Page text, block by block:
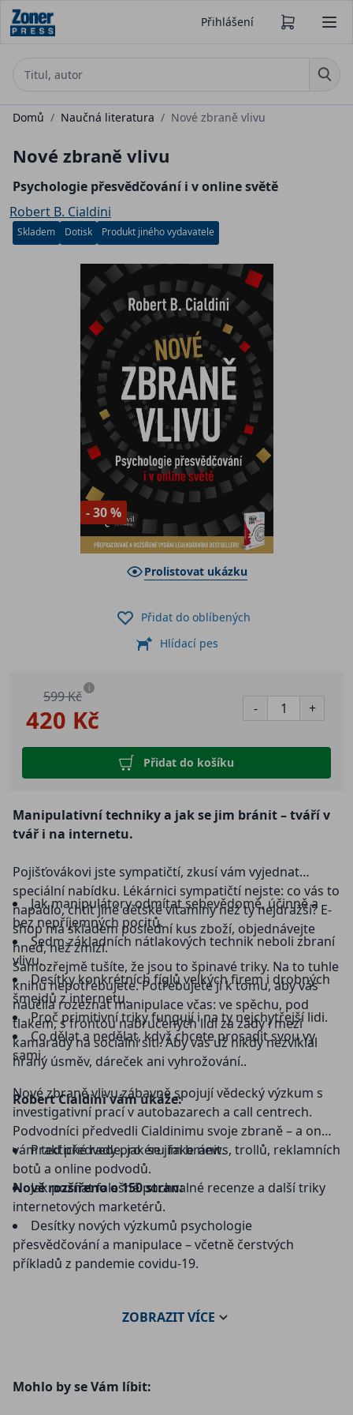
Přihlášení
Domů / Naučná literatura / Nové zbraně vlivu
Nové zbraně vlivu
Psychologie přesvědčování i v online světě
Robert B. Cialdini
Skladem Dotisk Produkt jiného vydavatele
- 30 %
Prolistovat ukázku
420 Kč
599 Kč i
- +
Přidat do košíku
Přidat do oblíbených
Hlídací pes
Manipulativní techniky a jak se jim bránit – tváří v
tvář i na internetu.
Pojišťovákovi jste sympatičtí, zkusí vám vyjednat
speciální nabídku. Lékárnici sympatičtí nejste: co vás to
napadlo, chtít jiné dětské vitamíny než ty nejdražší? E-
shop má skladem poslední kus zboží, objednávejte
hned, než zmizí.
Samozřejmě tušíte, že jsou to špinavé triky. Na to tuhle
knihu nepotřebujete. Potřebujete ji k tomu, aby vás
naučila rozeznat manipulace včas: ve spěchu, pod
tlakem, s frontou nabručených lidí za zády i mezi
kamarády na sociální síti. Aby vás už nikdy nezviklal
hraný úsměv, dáreček ani vyhrožování..
Robert Cialdini vám ukáže:
Jak manipulátory odmítat sebevědomě, účinně a
bez nepříjemných pocitů.
Sedm základních nátlakových technik neboli zbraní
vlivu.
Desítky konkrétních fíglů velkých firem i drobných
šmejdů z internetu.
Proč primitivní triky fungují i na ty nejchytřejší lidi.
Co dělat a nedělat, když chcete prosadit svou vy
sami.
Nové zbraně vlivu zábavně spojují vědecký výzkum s
investigativní prací v autobazarech a call centrech.
Podvodníci předvedli Cialdinimu svoje zbraně – a on
vám teď předvede, jak se jim bránit.
Nově rozšířeno o 150 stran:
Praktické rady pro éru fake news, trollů, reklamních
botů a online podvodů.
Jak poznat falešné pochvalné recenze a další triky
internetových marketérů.
Desítky nových výzkumů psychologie
přesvědčování a manipulace – včetně čerstvých
příkladů z pandemie covidu-19.
ZOBRAZITVÍCE
Mohlo by se Vám líbit: